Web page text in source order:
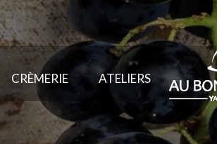
CRÈMERIE ATELIERS